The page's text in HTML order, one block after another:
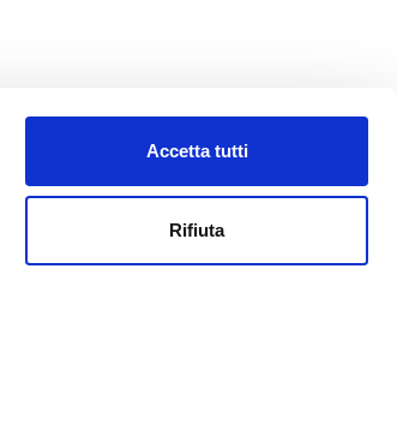
Accetta tutti
Rifiuta